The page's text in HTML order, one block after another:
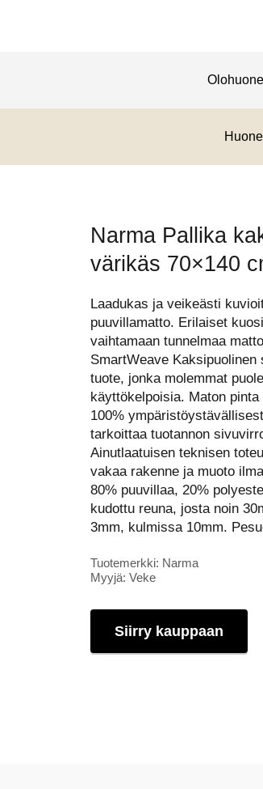
Olohuone
Narma Pallika
värikäs 70×140
Laadukas ja veikeästi
puuvillamatto. Erilaiset
vaihtamaan tunnelmaa
SmartWeave
tuote, jonka molemmat
käyttökelpoisia. Maton
100%
tarkoittaa tuotannon
Ainutlaatuisen teknisen
vakaa rakenne ja muoto
80% puuvillaa, 20%
kudottu reuna, josta noin
3mm, kulmissa 10mm.
Tuotemerkki: Narma
Myyjä: Veke
Siirry kauppaan